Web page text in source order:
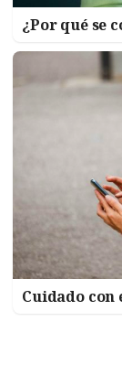
¿Por qué se
Cuidado con